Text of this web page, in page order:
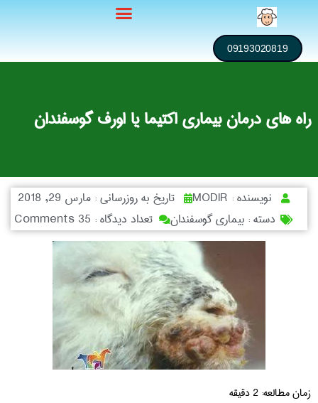
09193020819
راه های درمان بیماری اکتیما یا اورف گوسفندان
نویسنده : تاریخ به روزرسانی : مارس 29, 2018
دسته : بیماری گوسفندان تعداد دیدگاه : 35 Comments
زمان مطالعه:2دقیقه